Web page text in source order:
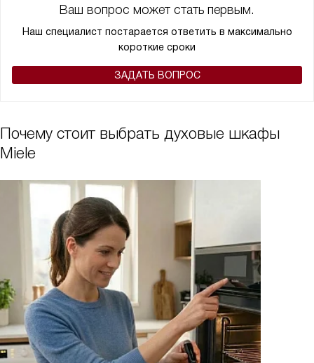
кто хочет сделать свою жизнь проще и вкуснее!
Ваш вопрос может стать первым.
Наш специалист постарается ответить в максимально
короткие сроки
ЗАДАТЬ ВОПРОС
Почему стоит выбрать духовые шкафы
Miele